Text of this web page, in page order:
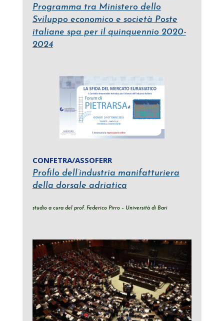
Programma tra Ministero dello
Sviluppo economico e società Poste
italiane spa per il quinquennio 2020-
2024
CONFETRA/ASSOFERR
Profilo dell’industria manifatturiera
della dorsale adriatica
studio a cura del prof. Federico Pirro– Università di Bari